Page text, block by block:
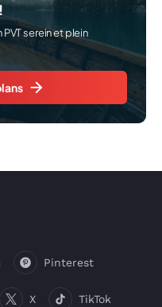
serein et plein
Pinterest
X TikTok